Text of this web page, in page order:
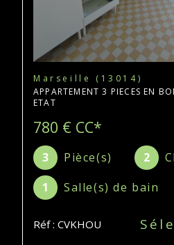
Marseille (13014)
APPARTEMENT 3 PIECES EN
ETAT
780 € CC*
3 Pièce(s) 2
1
Salle(s) de bain
Réf : CVKHOU